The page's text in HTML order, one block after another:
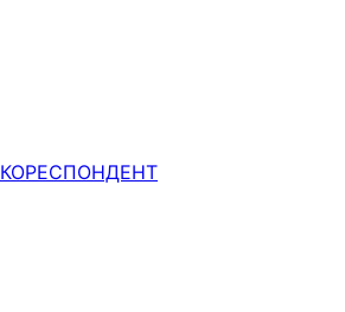
КОРЕСПОНДЕНТ